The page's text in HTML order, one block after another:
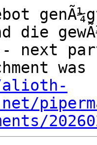
die
next